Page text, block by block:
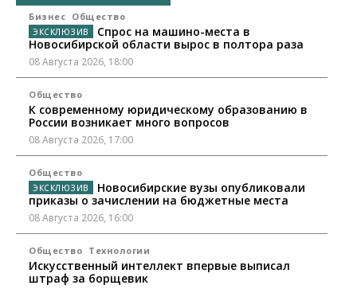
Бизнес Общество
Спрос на машино-места в
Новосибирской области вырос в полтора раза
08 Августа 2026, 18:00
Общество
К современному юридическому образованию в
России возникает много вопросов
08 Августа 2026, 17:00
Общество
Новосибирские вузы опубликовали
приказы о зачислении на бюджетные места
08 Августа 2026, 16:00
Общество Технологии
Искусственный интеллект впервые выписал
штраф за борщевик